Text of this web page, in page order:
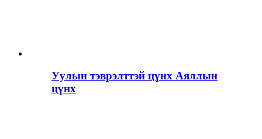
Уулын тэврэлттэй цүнх Аяллын
цүнх